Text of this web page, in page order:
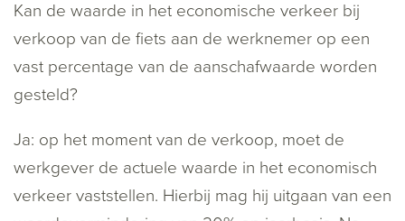
Kan de waarde in het economische verkeer bij
verkoop van de fiets aan de werknemer op een
vast percentage van de aanschafwaarde worden
gesteld?
Ja: op het moment van de verkoop, moet de
werkgever de actuele waarde in het economisch
verkeer vaststellen. Hierbij mag hij uitgaan van een